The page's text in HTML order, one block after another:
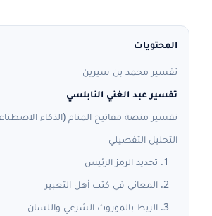
المحتويات
تفسير محمد بن سيرين
تفسير عبد الغني النابلسي
تفسير منصة مفاتيح المنام (الذكاء
التحليل التفصيلي
1. تحديد الرمز الرئيس
2. المعاني في كتب أهل التعبير
3. الربط بالموروث الشرعي واللسان